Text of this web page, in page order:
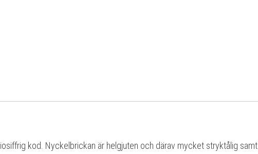
kod. Nyckelbrickan är helgjuten och därav mycket stryktålig samt